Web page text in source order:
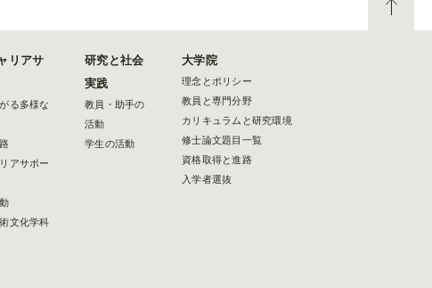
リアサ
る多様な
アサポー
文化学科
研究と社会
実践
教員・助手の
活動
学生の活動
大学院
理念とポリシー
教員と専門分野
カリキュラムと研究環境
修士論文題目一覧
資格取得と進路
入学者選抜